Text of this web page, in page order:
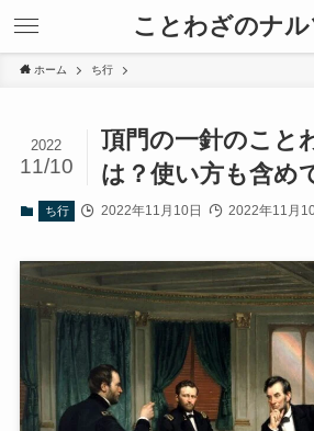
ことわざのナル
ホーム ち行
頂門の一針のこと
は？使い方も含め
2022
11/10
ち行 2022年11月10日 2022年11月